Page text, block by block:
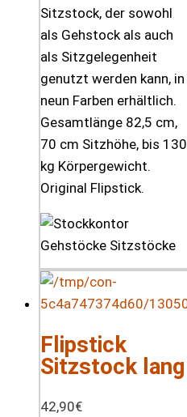
Sitzstock, der sowohl
als Gehstock als auch
als Sitzgelegenheit
genutzt werden kann, in
neun Farben erhältlich.
Gesamtlänge 82,5 cm,
70 cm Sitzhöhe, bis 130
kg Körpergewicht.
Original Flipstick.
Flipstick
Sitzstock lang
42,90€